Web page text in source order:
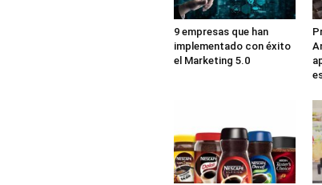
9 empresas que han
implementado con éxito
el Marketing 5.0